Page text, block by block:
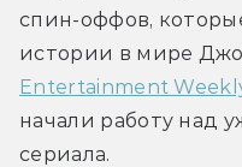
спин-оффов,
Entertainment
начали работу над
сериала.